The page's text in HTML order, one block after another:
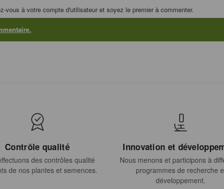
vous à votre compte d'utilisateur et soyez le premier à commenter.
Contrôle qualité
des contrôles qualité
de nos plantes et semences.
Innovation et
Nous menons et participons à
programmes de recherche
développement.